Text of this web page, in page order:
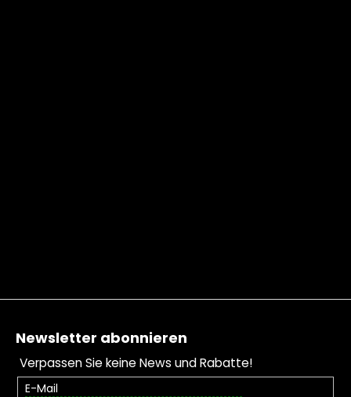
Fußzeile
Newsletter abonnieren
Verpassen Sie keine News und Rabatte!
E-Mail